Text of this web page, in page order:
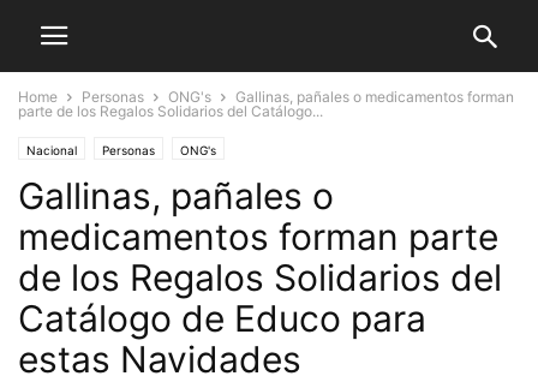
Home Personas ONG's
Gallinas, pañales o medicamentos forman
parte de los Regalos Solidarios del Catálogo...
Nacional Personas ONG's
Gallinas, pañales o
medicamentos forman parte
de los Regalos Solidarios del
Catálogo de Educo para
estas Navidades